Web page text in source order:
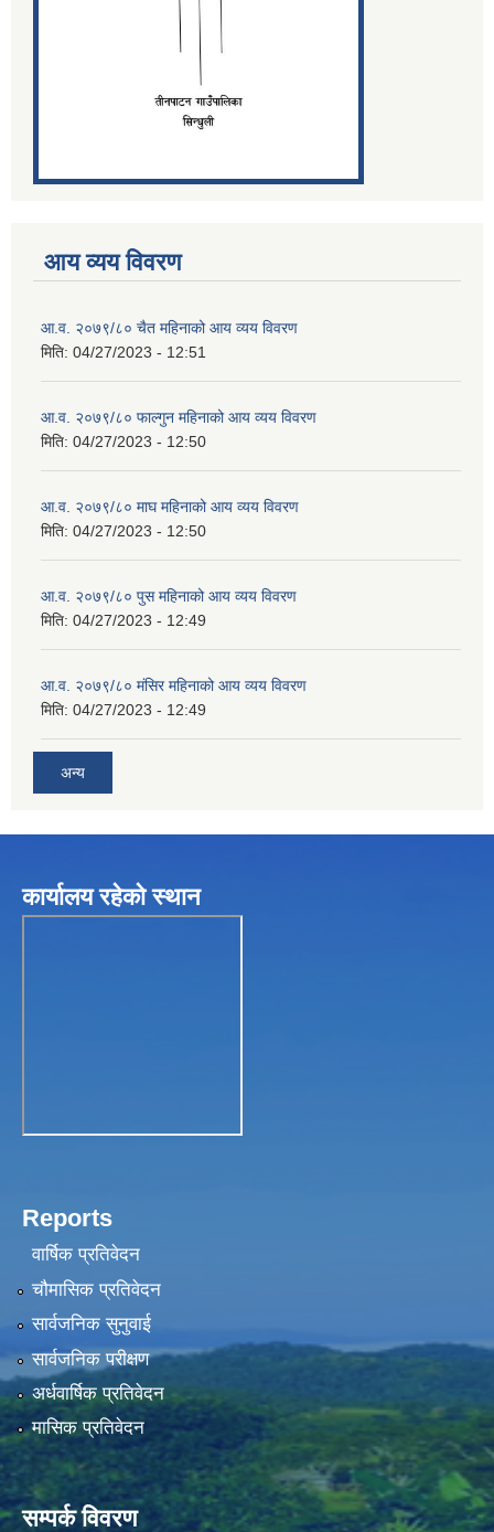
आय व्यय विवरण
आ.व. २०७९/८० चैत महिनाको आय व्यय विवरण
मिति: 04/27/2023 - 12:51
आ.व. २०७९/८० फाल्गुन महिनाको आय व्यय विवरण
मिति: 04/27/2023 - 12:50
आ.व. २०७९/८० माघ महिनाको आय व्यय विवरण
मिति: 04/27/2023 - 12:50
आ.व. २०७९/८० पुस महिनाको आय व्यय विवरण
मिति: 04/27/2023 - 12:49
आ.व. २०७९/८० मंसिर महिनाको आय व्यय विवरण
मिति: 04/27/2023 - 12:49
अन्य
कार्यालय रहेकाे स्थान
Reports
वार्षिक प्रतिवेदन
चौमासिक प्रतिवेदन
सार्वजनिक सुनुवाई
सार्वजनिक परीक्षण
अर्धवार्षिक प्रतिवेदन
मासिक प्रतिवेदन
सम्पर्क विवरण